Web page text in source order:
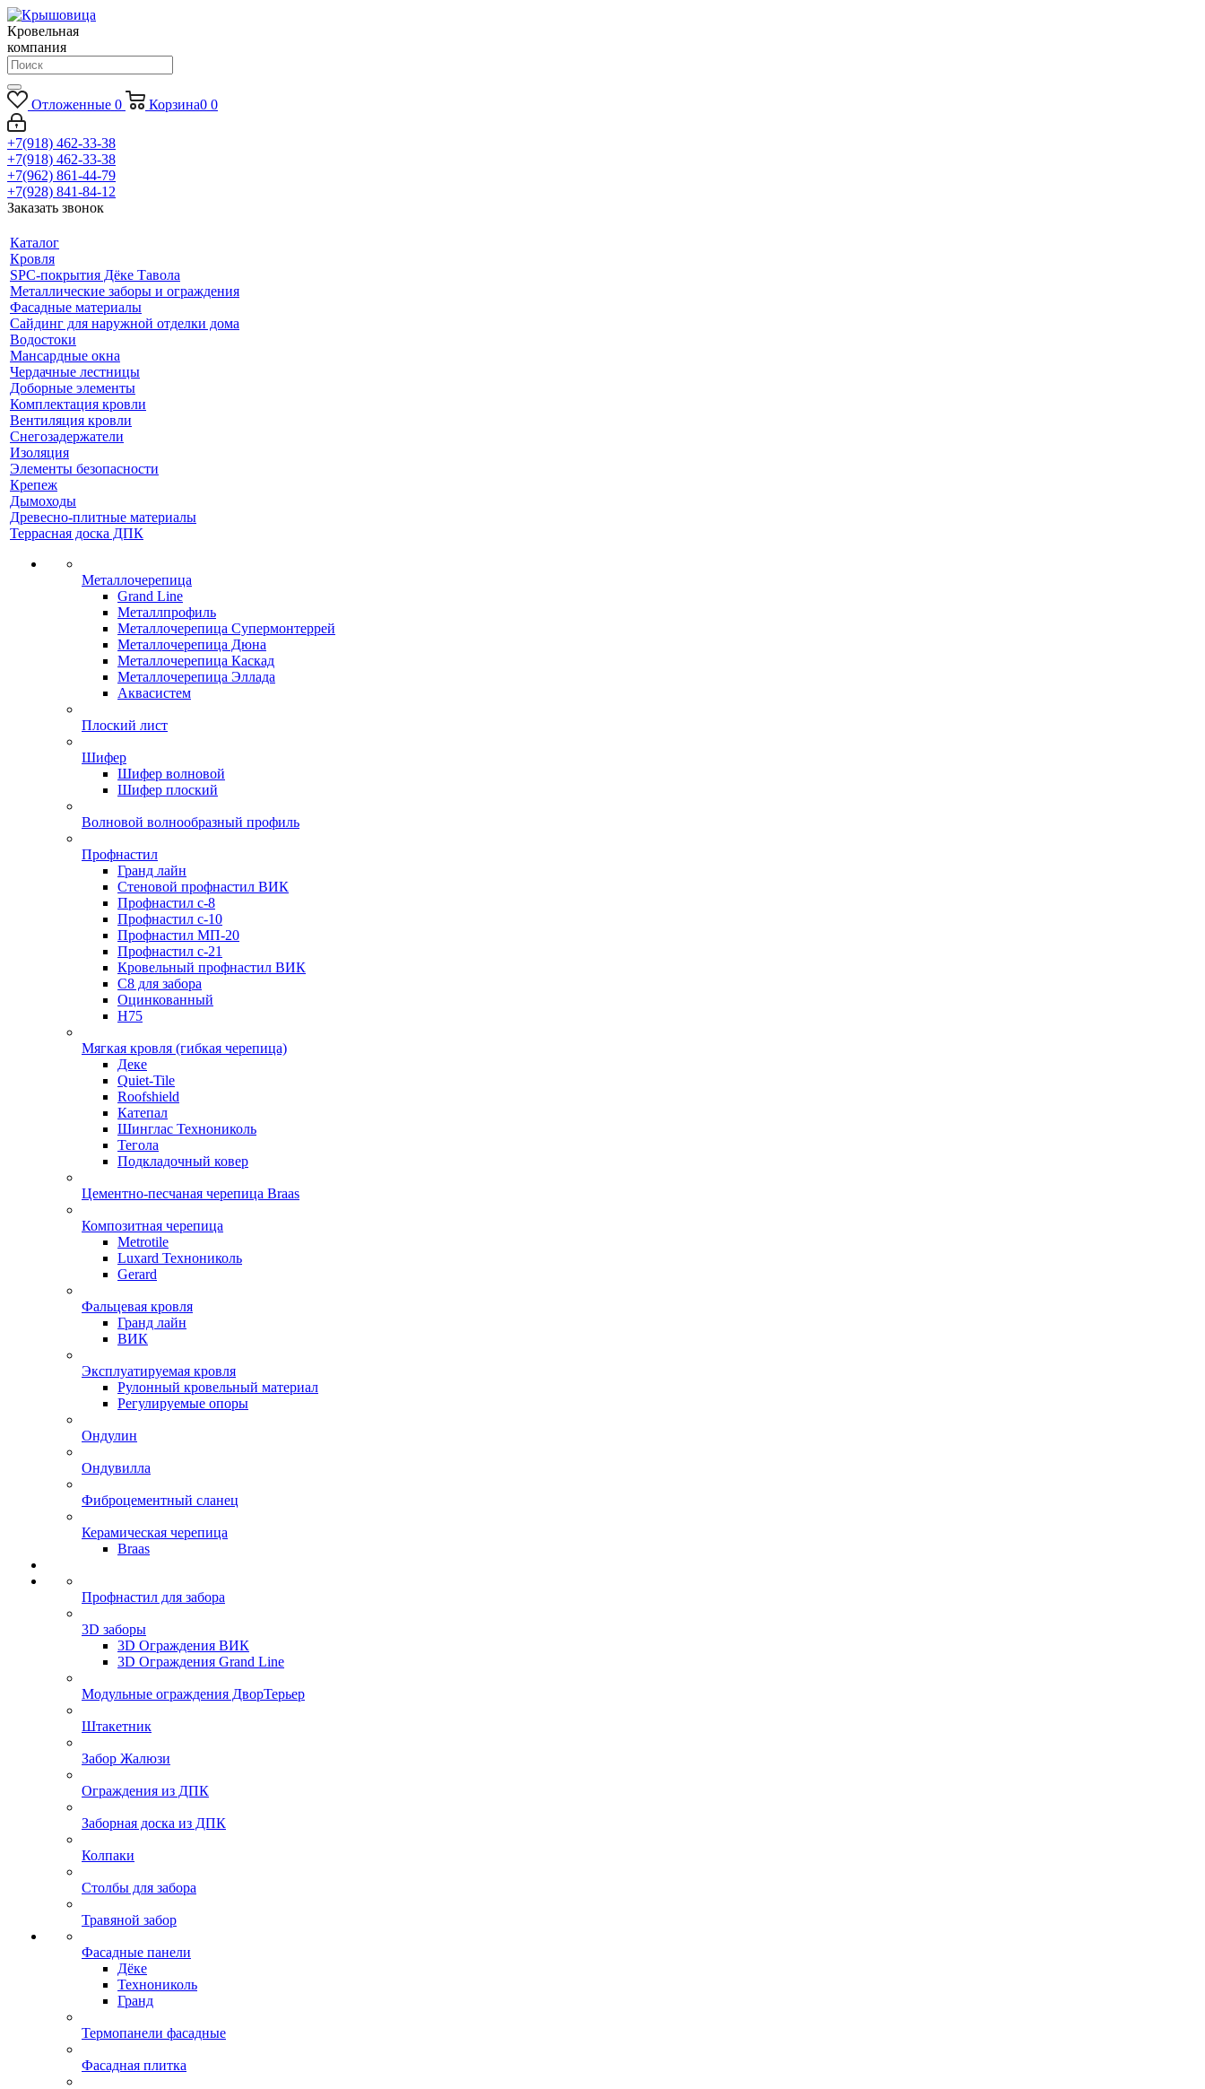
Кровельная
компания
Отложенные 0 Корзина0 0
+7(918) 462-33-38
+7(918) 462-33-38
+7(962) 861-44-79
+7(928) 841-84-12
Заказать звонок
Каталог
Кровля
SPC-покрытия Дёке Тавола
Металлические заборы и ограждения
Фасадные материалы
Сайдинг для наружной отделки дома
Водостоки
Мансардные окна
Чердачные лестницы
Доборные элементы
Комплектация кровли
Вентиляция кровли
Снегозадержатели
Изоляция
Элементы безопасности
Крепеж
Дымоходы
Древесно-плитные материалы
Террасная доска ДПК
Металлочерепица
Grand Line
Металлпрофиль
Металлочерепица Супермонтеррей
Металлочерепица Дюна
Металлочерепица Каскад
Металлочерепица Эллада
Аквасистем
Плоский лист
Шифер
Шифер волновой
Шифер плоский
Волновой волнообразный профиль
Профнастил
Гранд лайн
Стеновой профнастил ВИК
Профнастил с-8
Профнастил с-10
Профнастил МП-20
Профнастил с-21
Кровельный профнастил ВИК
С8 для забора
Оцинкованный
Н75
Мягкая кровля (гибкая черепица)
Деке
Quiet-Tile
Roofshield
Катепал
Шинглас Технониколь
Тегола
Подкладочный ковер
Цементно-песчаная черепица Braas
Композитная черепица
Metrotile
Luxard Технониколь
Gerard
Фальцевая кровля
Гранд лайн
ВИК
Эксплуатируемая кровля
Рулонный кровельный материал
Регулируемые опоры
Ондулин
Ондувилла
Фиброцементный сланец
Керамическая черепица
Braas
Профнастил для забора
3D заборы
3D Ограждения ВИК
3D Ограждения Grand Line
Модульные ограждения ДворТерьер
Штакетник
Забор Жалюзи
Ограждения из ДПК
Заборная доска из ДПК
Колпаки
Столбы для забора
Травяной забор
Фасадные панели
Дёке
Технониколь
Гранд
Термопанели фасадные
Фасадная плитка